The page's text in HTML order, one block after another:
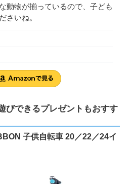
動物が揃っているので、子ども
さいね。
びできるプレゼントもおすす
子供自転車 20／22／24イ